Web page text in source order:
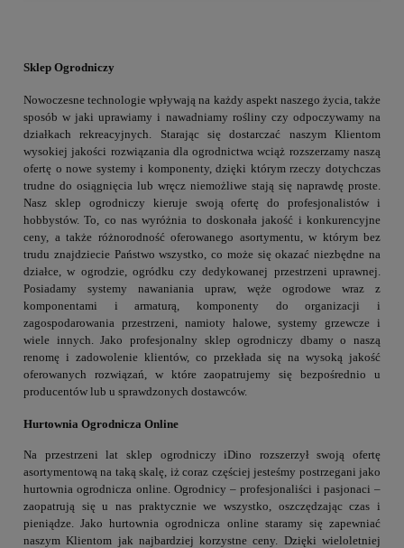
Sklep Ogrodniczy
Nowoczesne technologie wpływają na każdy aspekt naszego życia, także
sposób w jaki uprawiamy i nawadniamy rośliny czy odpoczywamy na
działkach rekreacyjnych. Starając się dostarczać naszym Klientom
wysokiej jakości rozwiązania dla ogrodnictwa wciąż rozszerzamy naszą
ofertę o nowe systemy i komponenty, dzięki którym rzeczy dotychczas
trudne do osiągnięcia lub wręcz niemożliwe stają się naprawdę proste.
Nasz sklep ogrodniczy kieruje swoją ofertę do profesjonalistów i
hobbystów. To, co nas wyróżnia to doskonała jakość i konkurencyjne
ceny, a także różnorodność oferowanego asortymentu, w którym bez
trudu znajdziecie Państwo wszystko, co może się okazać niezbędne na
działce, w ogrodzie, ogródku czy dedykowanej przestrzeni uprawnej.
Posiadamy systemy nawaniania upraw, węże ogrodowe wraz z
komponentami i armaturą, komponenty do organizacji i
zagospodarowania przestrzeni, namioty halowe, systemy grzewcze i
wiele innych. Jako profesjonalny sklep ogrodniczy dbamy o naszą
renomę i zadowolenie klientów, co przekłada się na wysoką jakość
oferowanych rozwiązań, w które zaopatrujemy się bezpośrednio u
producentów lub u sprawdzonych dostawców.
Hurtownia Ogrodnicza Online
Na przestrzeni lat sklep ogrodniczy iDino rozszerzył swoją ofertę
asortymentową na taką skalę, iż coraz częściej jesteśmy postrzegani jako
hurtownia ogrodnicza online. Ogrodnicy – profesjonaliści i pasjonaci –
zaopatrują się u nas praktycznie we wszystko, oszczędzając czas i
pieniądze. Jako hurtownia ogrodnicza online staramy się zapewniać
naszym Klientom jak najbardziej korzystne ceny. Dzięki wieloletniej